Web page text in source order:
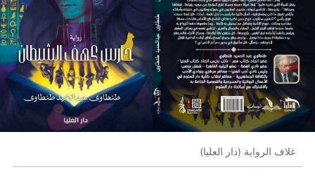
غلاف الرواية (دار العليا)